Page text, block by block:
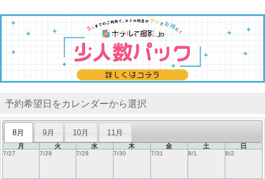
予約希望日をカレンダーから選択
8月 9月 10月 11月
月 火 水 木 金 土 日
7/27 7/28 7/29 7/30 7/31 8/1 8/2